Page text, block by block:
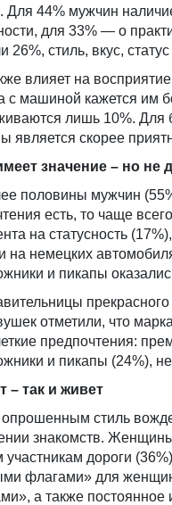
Для 44% мужчин
для 33% — о
26%, стиль, вкус,
влияет на
с машиной кажется им
лишь 10%. Для
является скорее
значение – но не
половины мужчин
есть, то чаще
на статусность
на немецких
и пикапы
отметили, что
предпочтения:
и пикапы (24%),
– так и живет
стиль
знакомств.
участникам дороги
флагами» для
а также постоянное